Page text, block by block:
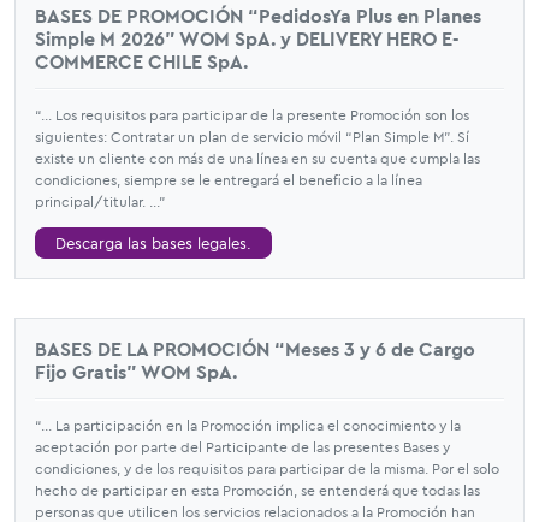
BASES DE PROMOCIÓN “PedidosYa Plus en Planes
Simple M 2026" WOM SpA. y DELIVERY HERO E-
COMMERCE CHILE SpA.
“... Los requisitos para participar de la presente Promoción son los
siguientes: Contratar un plan de servicio móvil “Plan Simple M”. Sí
existe un cliente con más de una línea en su cuenta que cumpla las
condiciones, siempre se le entregará el beneficio a la línea
principal/titular. ...”
Descarga las bases legales.
BASES DE LA PROMOCIÓN “Meses 3 y 6 de Cargo
Fijo Gratis” WOM SpA.
“... La participación en la Promoción implica el conocimiento y la
aceptación por parte del Participante de las presentes Bases y
condiciones, y de los requisitos para participar de la misma. Por el solo
hecho de participar en esta Promoción, se entenderá que todas las
personas que utilicen los servicios relacionados a la Promoción han